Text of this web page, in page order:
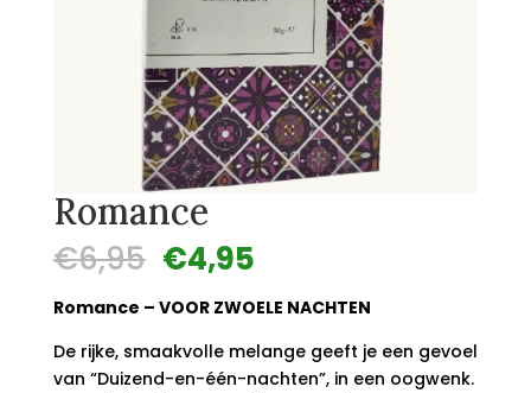
Romance
€6,95 Oorspronkelijke
prijs
was:
€6,95.
€4,95Huidige
is:
€4,95.
Romance – VOOR ZWOELE NACHTEN
De rijke, smaakvolle melange geeft je een gevoel
van “Duizend-en-één-nachten”, in een oogwenk.